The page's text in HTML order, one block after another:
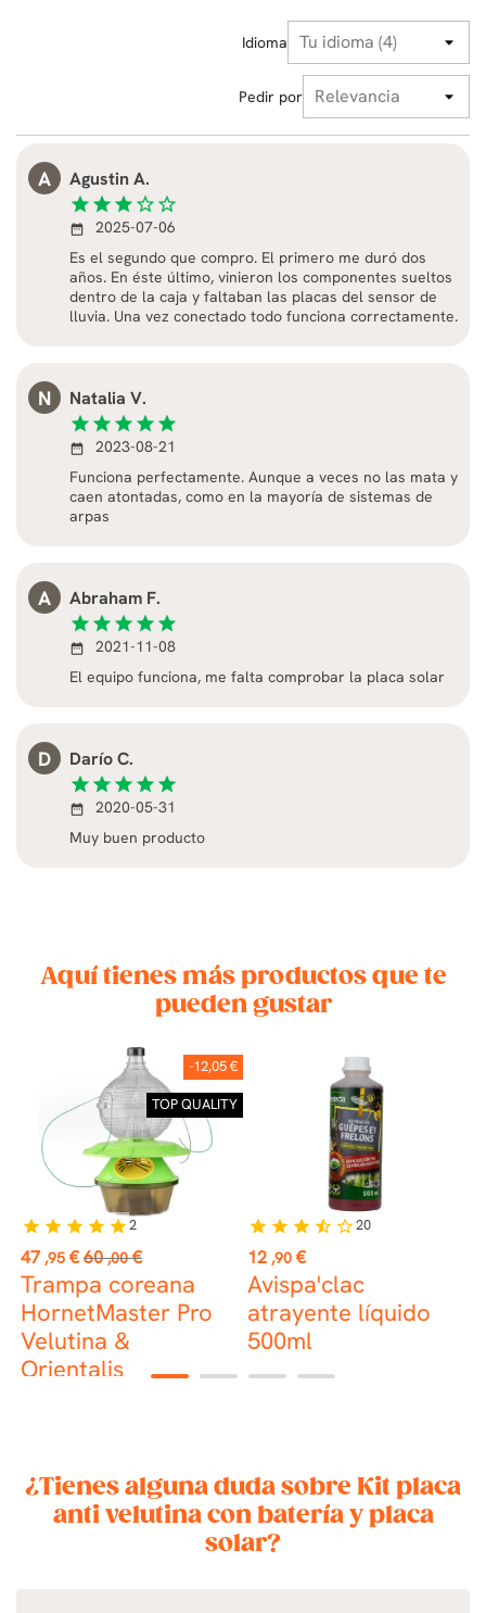
Idioma
Pedir por
A Agustin A.
star star star star_border star_border
date_range
2025-07-06
Es el segundo que compro. El primero me duró dos
años. En éste último, vinieron los componentes sueltos
dentro de la caja y faltaban las placas del sensor de
lluvia. Una vez conectado todo funciona correctamente.
N Natalia V.
star star star star star
date_range
2023-08-21
Funciona perfectamente. Aunque a veces no las mata y
caen atontadas, como en la mayoría de sistemas de
arpas
A Abraham F.
star star star star star
date_range
2021-11-08
El equipo funciona, me falta comprobar la placa solar
D Darío C.
star star star star star
date_range
2020-05-31
Muy buen producto
Aquí tienes más productos que te
pueden gustar
-12,05 €
TOP QUALITY
Precio
47 ,95 €Precio
base
60 ,00 €
Trampa coreana
HornetMaster Pro
Velutina &
Orientalis
star star star star star2
Precio
12 ,90 €
Avispa'clac
atrayente líquido
500ml
star star star star_half star_border20
1 2 3 4
¿Tienes alguna duda sobre Kit placa
anti velutina con batería y placa
solar?